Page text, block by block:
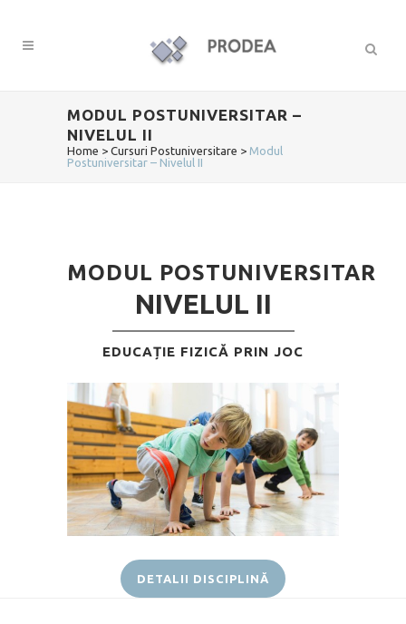
MODUL POSTUNIVERSITAR –
NIVELUL II
Home > Cursuri Postuniversitare > Modul
Postuniversitar – Nivelul II
MODUL POSTUNIVERSITAR
NIVELUL II
EDUCAȚIE FIZICĂ PRIN JOC
DETALII DISCIPLINĂ